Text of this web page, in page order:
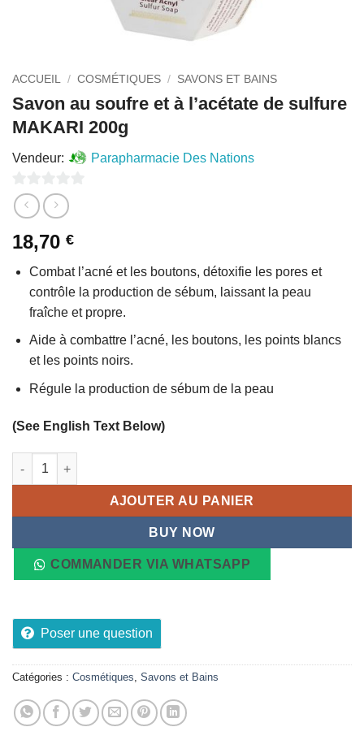
ACCUEIL / COSMÉTIQUES / SAVONS ET BAINS
Savon au soufre et à l’acétate de sulfure
MAKARI 200g
Vendeur: Parapharmacie Des Nations
0
sur
5
18,70 €
Combat l’acné et les boutons, détoxifie les pores et
contrôle la production de sébum, laissant la peau
fraîche et propre.
Aide à combattre l’acné, les boutons, les points blancs
et les points noirs.
Régule la production de sébum de la peau
(See English Text Below)
quantité de Savon au soufre et à l'acétate de sulfure MAKARI
AJOUTER AU PANIER
BUY NOW
COMMANDER VIA WHATSAPP
Poser une question
Catégories : Cosmétiques Savons et Bains